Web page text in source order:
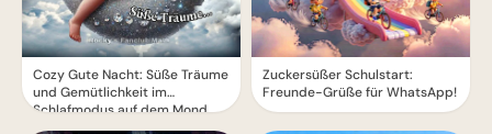
Cozy Gute Nacht: Süße Träume
und Gemütlichkeit im
Schlafmodus auf dem Mond
Zuckersüßer Schulstart:
Freunde-Grüße für WhatsApp!